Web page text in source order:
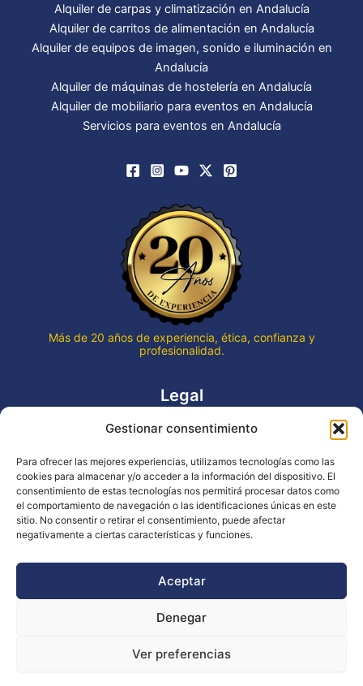
Gestionar consentimiento
Para ofrecer las mejores experiencias, utilizamos tecnologías como las
cookies para almacenar y/o acceder a la información del dispositivo. El
consentimiento de estas tecnologías nos permitirá procesar datos como
el comportamiento de navegación o las identificaciones únicas en este
sitio. No consentir o retirar el consentimiento, puede afectar
negativamente a ciertas características y funciones.
Aceptar
Denegar
Ver preferencias
Alquiler de carpas y climatización en Andalucía
Alquiler de carritos de alimentación en Andalucía
Alquiler de equipos de imagen, sonido e iluminación en
Andalucía
Alquiler de máquinas de hostelería en Andalucía
Alquiler de mobiliario para eventos en Andalucía
Servicios para eventos en Andalucía
Más de 20 años de experiencia, ética, confianza y
profesionalidad.
Legal
Aviso legal
Declaración de accesibilidad
Política de cookies (UE)